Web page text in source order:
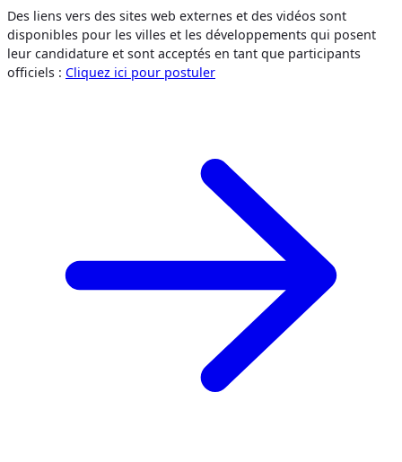
Des liens vers des sites web externes et des vidéos sont
disponibles pour les villes et les développements qui posent
leur candidature et sont acceptés en tant que participants
officiels : Cliquez ici pour postuler